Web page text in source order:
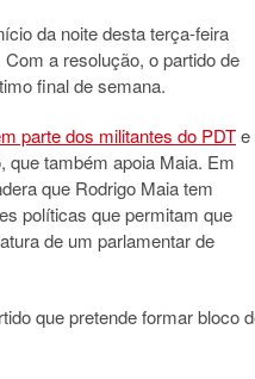
da noite desta terça-feira
a resolução, o partido de
final de semana.
parte dos militantes do PDTe
também apoia Maia. Em
que Rodrigo Maia tem
políticas que permitam que
de um parlamentar de
que pretende formar bloco